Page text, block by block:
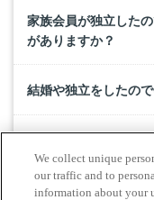
家族会員が独立した
がありますか？
結婚や独立をしたの
年会費は1年ごとの
We collect unique
our traffic and to
information about your